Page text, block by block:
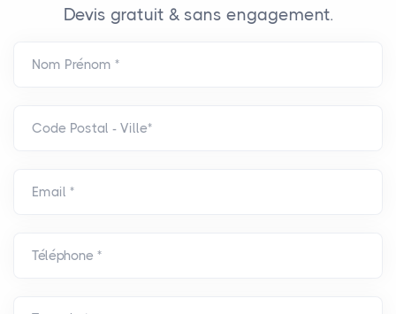
Devis gratuit & sans engagement.
Nom Prénom *
Code Postal - Ville*
Email *
Téléphone *